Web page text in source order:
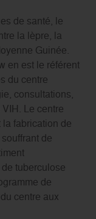
de santé, le
la lèpre, la
Guinée.
en est le référent
du centre
consultations,
Le centre
fabrication de
de
tuberculose
de
centre aux